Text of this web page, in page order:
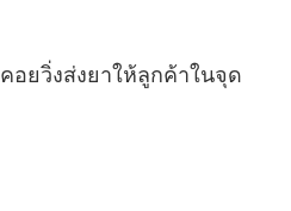
ยวิ่งส่งยาให้ลูกค้าในจุด